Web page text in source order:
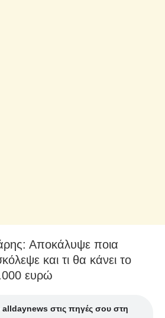
Αποκάλυψε ποια
και τι θα κάνει το
ευρώ
στις πηγές σου στη